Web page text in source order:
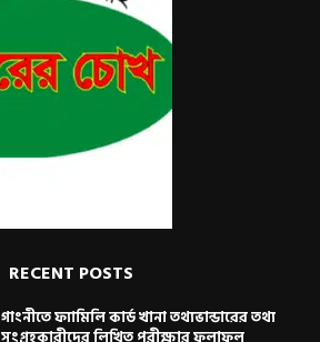
RECENT POSTS
গাংনীতে ফ্যামিলি কার্ড খানা তথ্যভান্ডারের তথ্য